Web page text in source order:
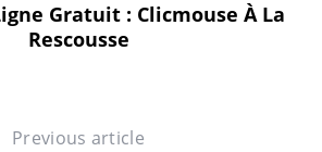
Gratuit : Clicmouse À La
Rescousse
Previous article